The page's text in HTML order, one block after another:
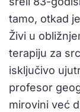
tamo, otkad
Živi u
terapiju za
isključivo
profesor
mirovini već